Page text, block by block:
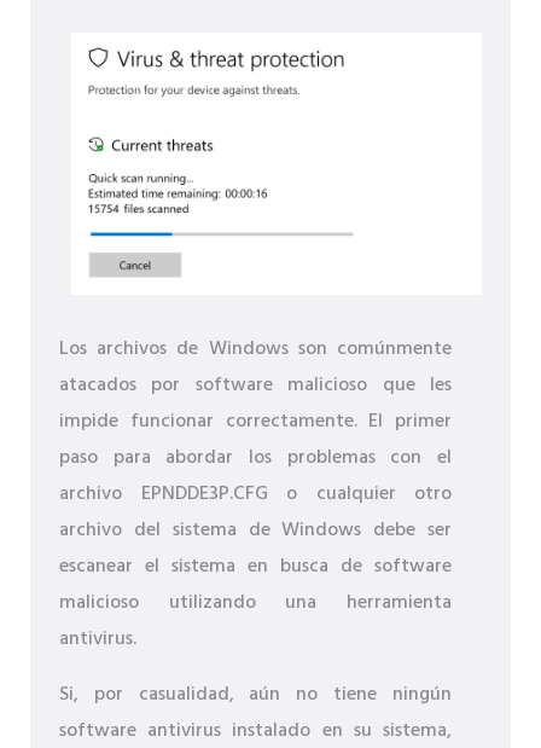
Los archivos de Windows son comúnmente
atacados por software malicioso que les
impide funcionar correctamente. El primer
paso para abordar los problemas con el
archivo EPNDDE3P.CFG o cualquier otro
archivo del sistema de Windows debe ser
escanear el sistema en busca de software
malicioso utilizando una herramienta
antivirus.
Si, por casualidad, aún no tiene ningún
software antivirus instalado en su sistema,